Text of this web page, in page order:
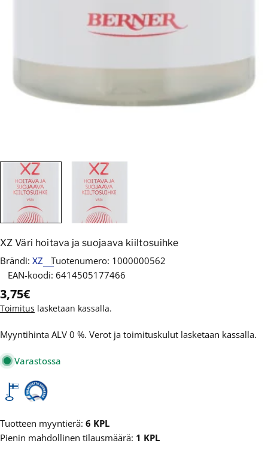
XZ Väri hoitava ja suojaava kiiltosuihke
Brändi: XZ Tuotenumero: 1000000562
EAN-koodi: 6414505177466
Normaalihinta
3,75€
Toimitus lasketaan kassalla.
Myyntihinta ALV 0 %. Verot ja toimituskulut lasketaan kassalla.
Varastossa
Tuotteen myyntierä: 6 KPL
Pienin mahdollinen tilausmäärä: 1 KPL